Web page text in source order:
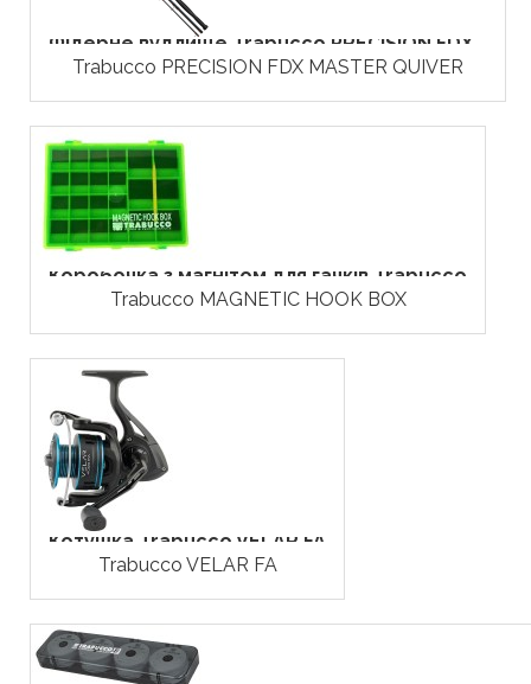
Фідерне вудлище Trabucco PRECISION FDX...
Trabucco PRECISION FDX MASTER QUIVER
Коробочка з магнітом для гачків Trabucco
Trabucco MAGNETIC HOOK BOX
Котушка Trabucco VELAR FA
Trabucco VELAR FA